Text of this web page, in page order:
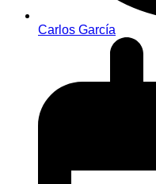
Carlos García